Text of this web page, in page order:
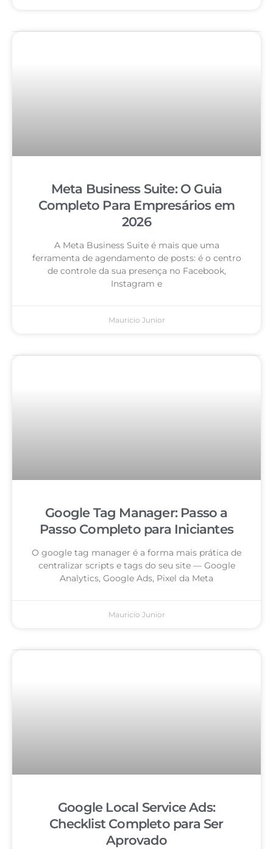
Meta Business Suite: O Guia
Completo Para Empresários em
2026
A Meta Business Suite é mais que uma
ferramenta de agendamento de posts: é o centro
de controle da sua presença no Facebook,
Instagram e
Mauricio Junior
Google Tag Manager: Passo a
Passo Completo para Iniciantes
O google tag manager é a forma mais prática de
centralizar scripts e tags do seu site — Google
Analytics, Google Ads, Pixel da Meta
Mauricio Junior
Google Local Service Ads:
Checklist Completo para Ser
Aprovado